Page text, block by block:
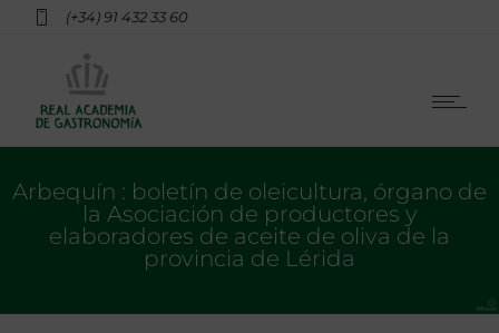
(+34) 91 432 33 60
Arbequín : boletín de oleicultura, órgano de
la Asociación de productores y
elaboradores de aceite de oliva de la
provincia de Lérida